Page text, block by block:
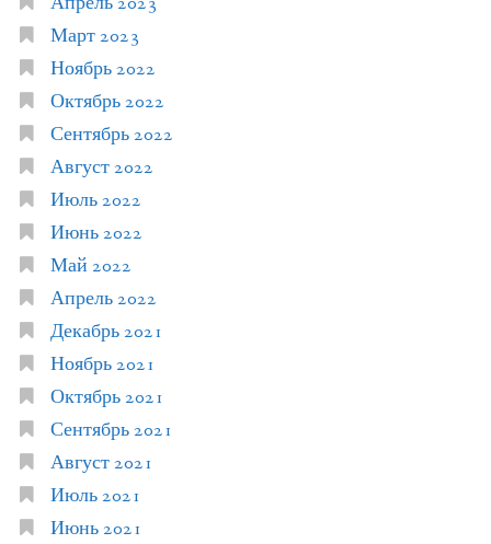
Март 2023
Ноябрь 2022
Октябрь 2022
Сентябрь 2022
Август 2022
Июль 2022
Июнь 2022
Май 2022
Апрель 2022
Декабрь 2021
Ноябрь 2021
Октябрь 2021
Сентябрь 2021
Август 2021
Июль 2021
Июнь 2021